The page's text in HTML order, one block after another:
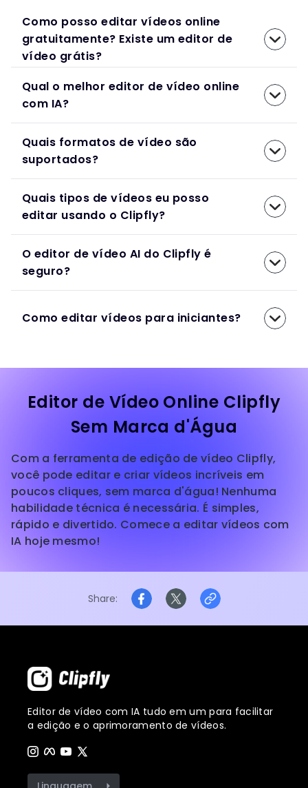
Como posso editar vídeos online
gratuitamente? Existe um editor de
vídeo grátis?
Qual o melhor editor de vídeo online
com IA?
Quais formatos de vídeo são
suportados?
Quais tipos de vídeos eu posso
editar usando o Clipfly?
O editor de vídeo AI do Clipfly é
seguro?
Como editar vídeos para iniciantes?
Editor de Vídeo Online Clipfly
Sem Marca d'Água
Com a ferramenta de edição de vídeo Clipfly,
você pode editar e criar vídeos incríveis em
poucos cliques, sem marca d'água! Nenhuma
habilidade técnica é necessária. É simples,
rápido e divertido. Comece a editar vídeos com
IA hoje mesmo!
Share
Editor de vídeo com IA tudo em um para facilitar
a edição e o aprimoramento de vídeos.